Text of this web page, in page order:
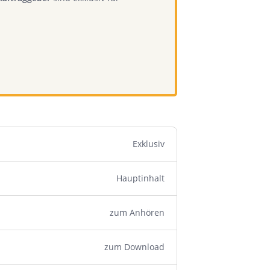
Exklusiv
Hauptinhalt
zum Anhören
zum Download